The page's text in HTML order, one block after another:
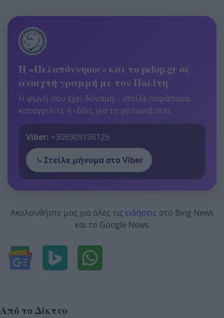
Η «Πελοπόννησος» και το pelop.gr σε
ανοιχτή γραμμή με τον Πολίτη
Η φωνή σου έχει δύναμη – στείλε παράπονα,
καταγγελίες ή ιδέες για τη γειτονιά σου.
Viber: +306909196125
Στείλε μήνυμα στο Viber
Ακολουθήστε μας για όλες τις ειδήσεις στο Bing News
και το Google News
Από το Δίκτυο